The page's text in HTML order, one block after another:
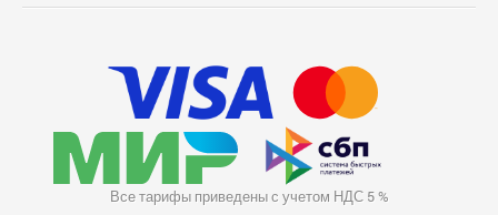
Все тарифы приведены с учетом НДС 5 %